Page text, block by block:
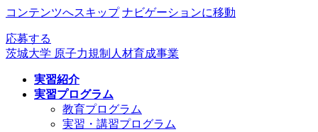
コンテンツへスキップ ナビゲーションに移動
応募する
茨城大学 原子力規制人材育成事業
実習紹介
実習プログラム
教育プログラム
実習・講習プログラム